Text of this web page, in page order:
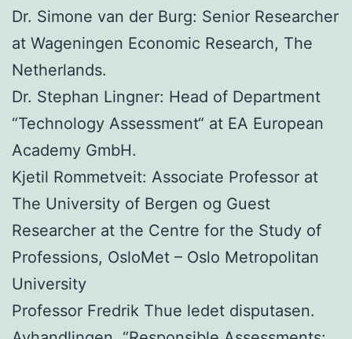
Dr. Simone van der Burg: Senior Researcher
at Wageningen Economic Research, The
Netherlands.
Dr. Stephan Lingner: Head of Department
“Technology Assessment“ at EA European
Academy GmbH.
Kjetil Rommetveit: Associate Professor at
The University of Bergen og Guest
Researcher at the Centre for the Study of
Professions, OsloMet – Oslo Metropolitan
University
Professor Fredrik Thue ledet disputasen.